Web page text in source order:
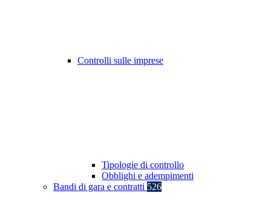
Controlli sulle imprese
Tipologie di controllo
Obblighi e adempimenti
Bandi di gara e contratti 526